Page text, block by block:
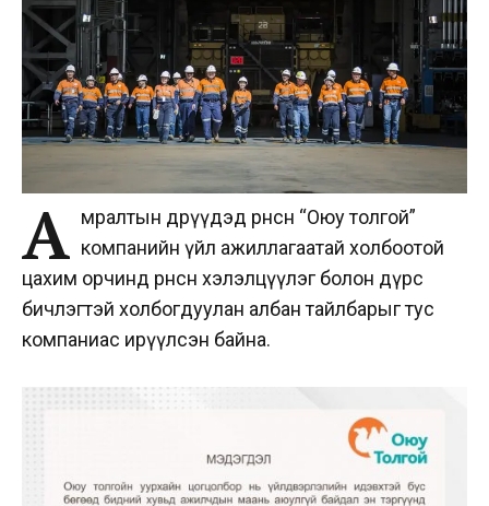
А мралтын өдрүүдэд өрнөсөн “Оюу толгой”
компанийн үйл ажиллагаатай холбоотой
цахим орчинд өрнөсөн хэлэлцүүлэг болон дүрс
бичлэгтэй холбогдуулан албан тайлбарыг тус
компаниас ирүүлсэн байна.